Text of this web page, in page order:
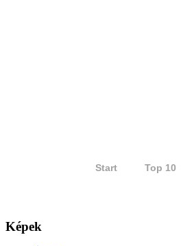
Start Top 10
Képek